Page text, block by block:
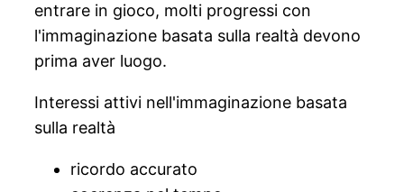
entrare in gioco, molti progressi con
l'immaginazione basata sulla realtà devono
prima aver luogo.
Interessi attivi nell'immaginazione basata
sulla realtà
ricordo accurato